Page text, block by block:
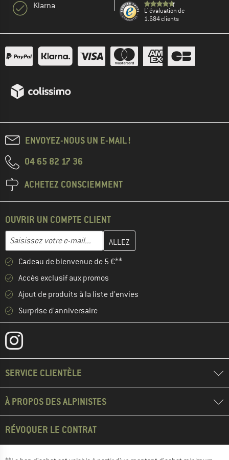
Klarna
L' évaluation de
1.684 clients
ENVOYEZ-NOUS UN E-MAIL !
04 65 82 17 36
ACHETEZ CONSCIEMMENT
OUVRIR UN COMPTE CLIENT
Adresse e-mail
Entrez votre adresse e-mail ici et créez votre compte client à la
Cadeau de bienvenue de 5 €**
Accès exclusif aux promos
Ajout de produits à la liste d'envies
Surprise d'anniversaire
SERVICE CLIENTÈLE
À PROPOS DES ALPINISTES
RÉVOQUER LE CONTRAT